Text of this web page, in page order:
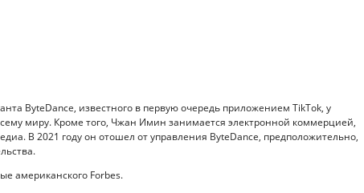
ByteDance, известного в первую очередь приложением TikTok, у
миру. Кроме того, Чжан Имин занимается электронной коммерцией,
В 2021 году он отошел от управления ByteDance, предположительно,
американского Forbes.